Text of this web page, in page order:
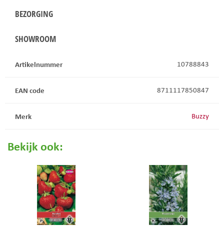
BEZORGING
SHOWROOM
Artikelnummer 10788843
EAN code 8711117850847
Merk Buzzy
Bekijk ook: